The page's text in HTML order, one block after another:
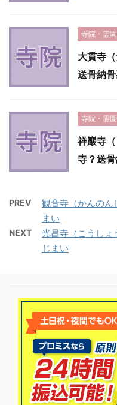
寺院・霊
大貫寺
送骨納
寺院・霊
祥巖寺
寺？送
PREV
観音寺（かんのん
まい
NEXT
光昌寺（こうしょ
じまい